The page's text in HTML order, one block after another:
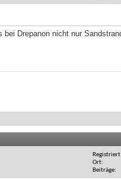
Drepanon nicht nur
Ort
Beiträge